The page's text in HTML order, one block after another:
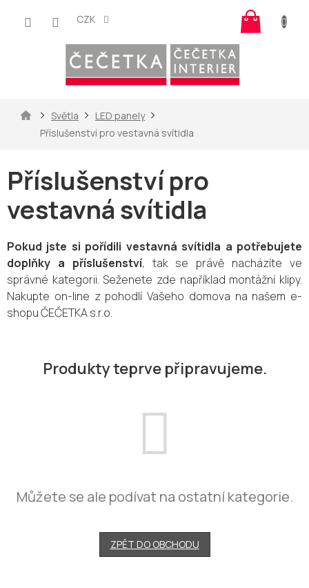
CZK
košík
DomůSvětla
LED panely
Příslušenství pro vestavná svítidla
Příslušenství pro
vestavná svítidla
Pokud jste si pořídili vestavná svítidla a potřebujete
doplňky a příslušenství, tak se právě nacházíte ve
správné kategorii. Seženete zde například montážní klipy.
Nakupte on-line z pohodlí Vašeho domova na našem e-
shopu ČEČETKA s.r.o.
Produkty teprve připravujeme.
Můžete se ale podívat na ostatní kategorie.
ZPĚT DO OBCHODU